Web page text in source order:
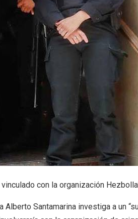
con la organización
Santamarina investiga a un